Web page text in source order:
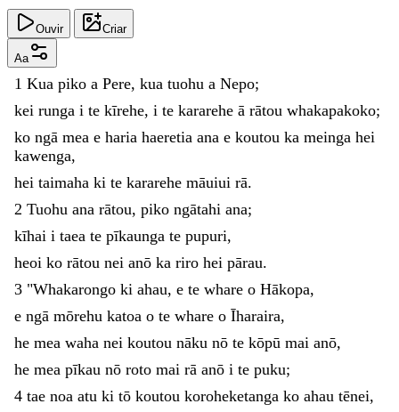
Ouvir Criar
Aa
1 Kua piko a Pere, kua tuohu a Nepo;
kei runga i te kīrehe, i te kararehe ā rātou whakapakoko;
ko ngā mea e haria haeretia ana e koutou ka meinga hei
kawenga,
hei taimaha ki te kararehe māuiui rā.
2 Tuohu ana rātou, piko ngātahi ana;
kīhai i taea te pīkaunga te pupuri,
heoi ko rātou nei anō ka riro hei pārau.
3 "Whakarongo ki ahau, e te whare o Hākopa,
e ngā mōrehu katoa o te whare o Īharaira,
he mea waha nei koutou nāku nō te kōpū mai anō,
he mea pīkau nō roto mai rā anō i te puku;
4 tae noa atu ki tō koutou koroheketanga ko ahau tēnei,